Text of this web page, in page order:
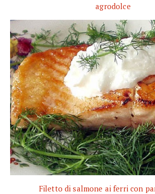
agrodolce
Filetto di salmone ai ferri con